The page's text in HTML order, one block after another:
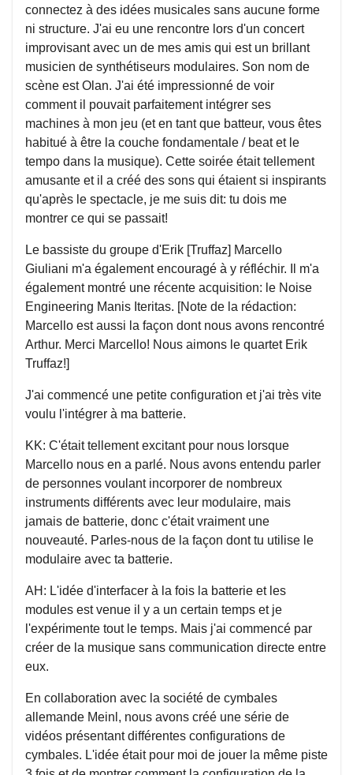
connectez à des idées musicales sans aucune forme
ni structure. J'ai eu une rencontre lors d'un concert
improvisant avec un de mes amis qui est un brillant
musicien de synthétiseurs modulaires. Son nom de
scène est Olan. J'ai été impressionné de voir
comment il pouvait parfaitement intégrer ses
machines à mon jeu (et en tant que batteur, vous êtes
habitué à être la couche fondamentale / beat et le
tempo dans la musique). Cette soirée était tellement
amusante et il a créé des sons qui étaient si inspirants
qu'après le spectacle, je me suis dit: tu dois me
montrer ce qui se passait!
Le bassiste du groupe d'Erik [Truffaz] Marcello
Giuliani m'a également encouragé à y réfléchir. Il m'a
également montré une récente acquisition: le Noise
Engineering Manis Iteritas. [Note de la rédaction:
Marcello est aussi la façon dont nous avons rencontré
Arthur. Merci Marcello! Nous aimons le quartet Erik
Truffaz!]
J'ai commencé une petite configuration et j'ai très vite
voulu l'intégrer à ma batterie.
KK: C'était tellement excitant pour nous lorsque
Marcello nous en a parlé. Nous avons entendu parler
de personnes voulant incorporer de nombreux
instruments différents avec leur modulaire, mais
jamais de batterie, donc c'était vraiment une
nouveauté. Parles-nous de la façon dont tu utilise le
modulaire avec ta batterie.
AH: L'idée d'interfacer à la fois la batterie et les
modules est venue il y a un certain temps et je
l'expérimente tout le temps. Mais j'ai commencé par
créer de la musique sans communication directe entre
eux.
En collaboration avec la société de cymbales
allemande Meinl, nous avons créé une série de
vidéos présentant différentes configurations de
cymbales. L'idée était pour moi de jouer la même piste